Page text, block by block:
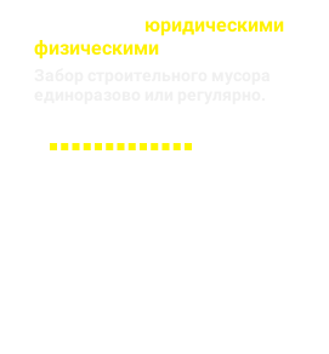
юридическими
физическими